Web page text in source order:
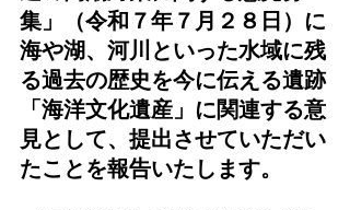
集」（令和７年７月２８日）に
海や湖、河川といった水域に残
る過去の歴史を今に伝える遺跡
「海洋文化遺産」 に関連する意
見として、提出させていただい
たことを報告いたします。